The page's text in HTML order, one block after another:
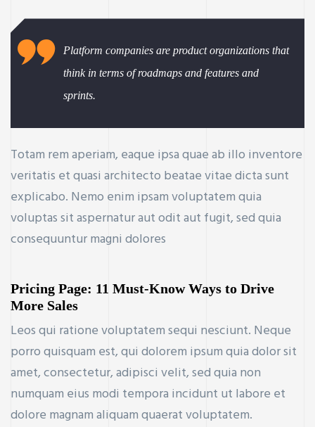
Platform companies are product organizations that
think in terms of roadmaps and features and
sprints.
Totam rem aperiam, eaque ipsa quae ab illo inventore
veritatis et quasi architecto beatae vitae dicta sunt
explicabo. Nemo enim ipsam voluptatem quia
voluptas sit aspernatur aut odit aut fugit, sed quia
consequuntur magni dolores
Pricing Page: 11 Must-Know Ways to Drive
More Sales
Leos qui ratione voluptatem sequi nesciunt. Neque
porro quisquam est, qui dolorem ipsum quia dolor sit
amet, consectetur, adipisci velit, sed quia non
numquam eius modi tempora incidunt ut labore et
dolore magnam aliquam quaerat voluptatem.
and